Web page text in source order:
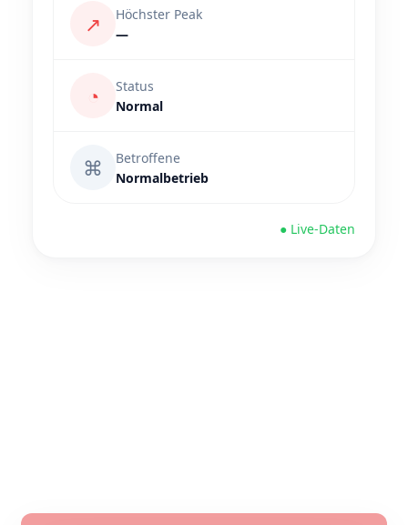
↗
Höchster Peak
—
◔
Status
Normal
⌘
Betroffene
Normalbetrieb
● Live-Daten